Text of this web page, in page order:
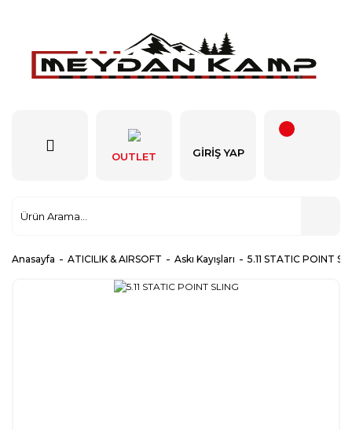
OUTLET GIRIŞ YAP
Anasayfa ATICILIK & AIRSOFT Askı Kayışları 5.11 STATIC POINT